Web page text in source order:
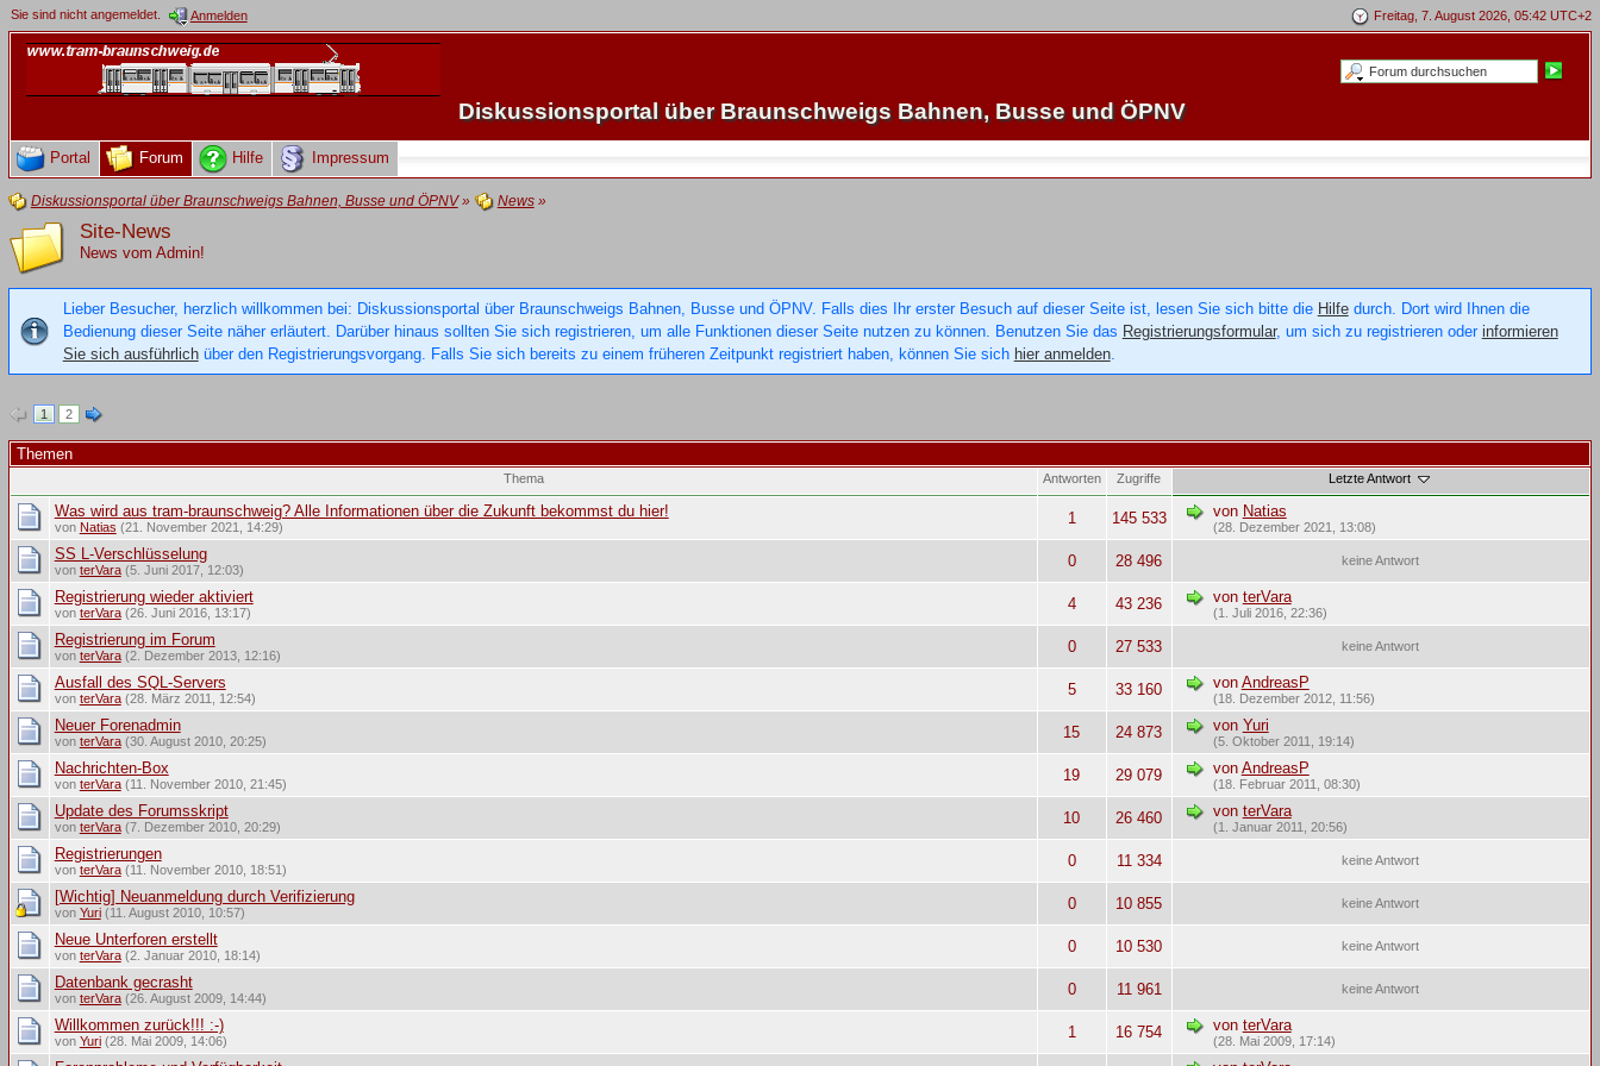
Freitag, 7. August 2026, 05:42 UTC+2
Sie sind nicht angemeldet. Anmelden
Diskussionsportal über Braunschweigs Bahnen, Busse und ÖPNV
Portal Forum Hilfe Impressum
Diskussionsportal über Braunschweigs Bahnen, Busse und ÖPNV» News»
Site-News
News vom Admin!
Lieber Besucher, herzlich willkommen bei: Diskussionsportal über Braunschweigs Bahnen, Busse und ÖPNV. Falls dies Ihr erster Besuch auf dieser Seite ist, lesen Sie sich bitte die Hilfedurch. Dort wird Ihnen die
Bedienung dieser Seite näher erläutert. Darüber hinaus sollten Sie sich registrieren, um alle Funktionen dieser Seite nutzen zu können. Benutzen Sie das Registrierungsformular, um sich zu registrieren oder informieren
Sie sich ausführlichüber den Registrierungsvorgang. Falls Sie sich bereits zu einem früheren Zeitpunkt registriert haben, können Sie sich hier anmelden.
1 2
Themen
Thema Antworten Zugriffe Letzte Antwort
Was wird aus tram-braunschweig? Alle Informationen über die Zukunft bekommst du hier!
von Natias (21. November 2021, 14:29) 1 145 533 von Natias
(28. Dezember 2021, 13:08)
SS L-Verschlüsselung
von terVara(5. Juni 2017, 12:03) 0 28 496 keine Antwort
Registrierung wieder aktiviert
von terVara(26. Juni 2016, 13:17) 4 43 236 von terVara
(1. Juli 2016, 22:36)
Registrierung im Forum
von terVara(2. Dezember 2013, 12:16) 0 27 533 keine Antwort
Ausfall des SQL-Servers
von terVara(28. März 2011, 12:54) 5 33 160 von AndreasP
(18. Dezember 2012, 11:56)
Neuer Forenadmin
von terVara(30. August 2010, 20:25) 15 24 873 von Yuri
(5. Oktober 2011, 19:14)
Nachrichten-Box
von terVara(11. November 2010, 21:45) 19 29 079 von AndreasP
(18. Februar 2011, 08:30)
Update des Forumsskript
von terVara(7. Dezember 2010, 20:29) 10 26 460 von terVara
(1. Januar 2011, 20:56)
Registrierungen
von terVara(11. November 2010, 18:51) 0 11 334 keine Antwort
[Wichtig] Neuanmeldung durch Verifizierung
von Yuri(11. August 2010, 10:57) 0 10 855 keine Antwort
Neue Unterforen erstellt
von terVara(2. Januar 2010, 18:14) 0 10 530 keine Antwort
Datenbank gecrasht
von terVara(26. August 2009, 14:44) 0 11 961 keine Antwort
Willkommen zurück!!! :-)
von Yuri(28. Mai 2009, 14:06) 1 16 754 von terVara
(28. Mai 2009, 17:14)